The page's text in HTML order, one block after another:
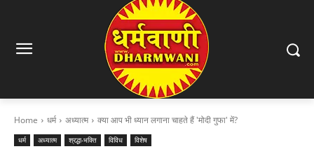
Home धर्म अध्यात्म क्या आप भी ध्यान लगाना चाहते हैं 'मोदी गुफा' में?
धर्म अध्यात्म श्रद्धा-भक्ति विविध विशेष